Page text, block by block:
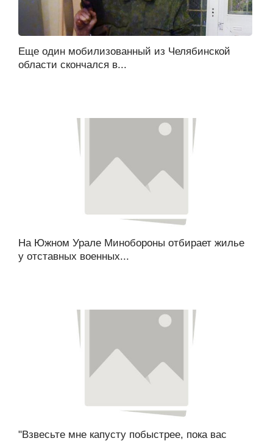
Еще один мобилизованный из Челябинской
области скончался в...
На Южном Урале Минобороны отбирает жилье
у отставных военных...
"Взвесьте мне капусту побыстрее, пока вас